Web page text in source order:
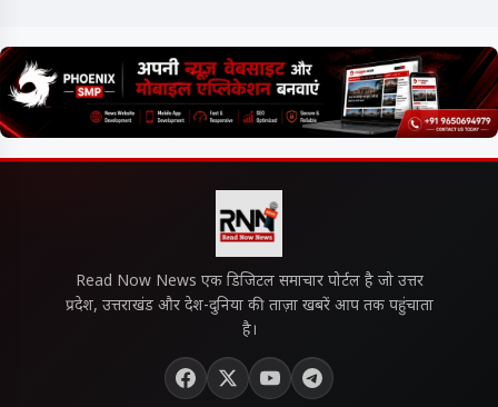
Read Now News एक डिजिटल समाचार पोर्टल है जो उत्तर
प्रदेश, उत्तराखंड और देश-दुनिया की ताज़ा खबरें आप तक पहुंचाता
है।